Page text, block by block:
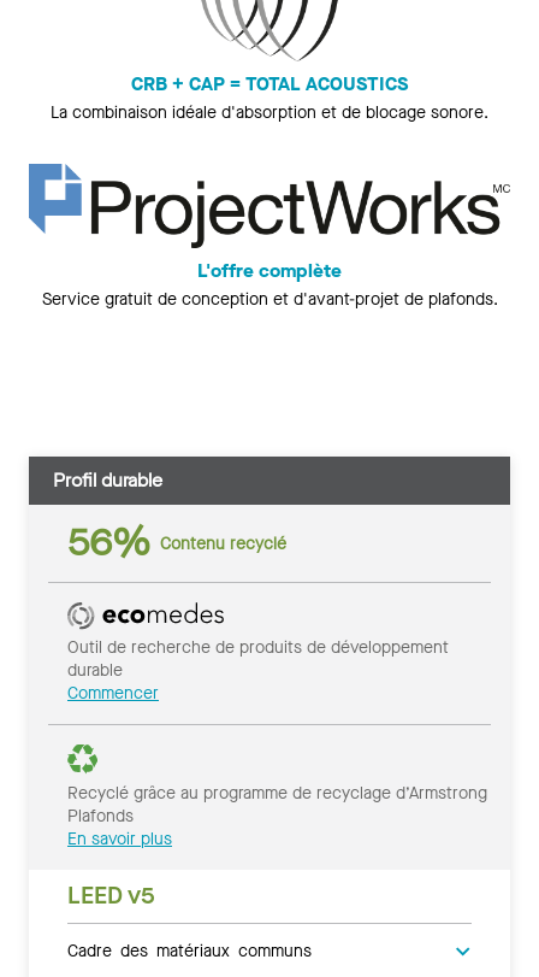
CRB + CAP = TOTAL ACOUSTICS
La combinaison idéale d'absorption et de blocage sonore.
L'offre complète
Service gratuit de conception et d'avant-projet de plafonds.
Profil durable
56% Contenu recyclé
Outil de recherche de produits de développement
durable
Commencer
Recyclé grâce au programme de recyclage d’Armstrong
Plafonds
En savoir plus
LEED v5
Cadre des matériaux communs